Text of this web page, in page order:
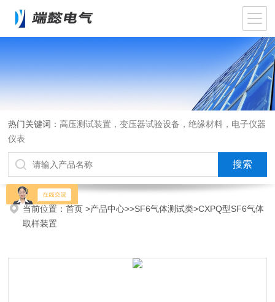
热门关键词： 高压测试装置，变压器试验设备，绝缘材料，电子仪器
仪表
当前位置：首页>产品中心>>SF6气体测试类>CXPQ型SF6气体
取样装置